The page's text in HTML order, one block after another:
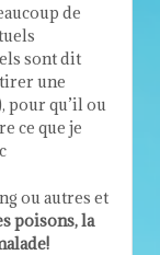
de
sont dit
une
pour qu’il ou
ce que je
ou autres et
poisons, la